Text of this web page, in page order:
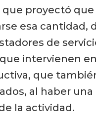
que proyectó
esa cantidad,
de
intervienen
que
al haber una
la actividad.